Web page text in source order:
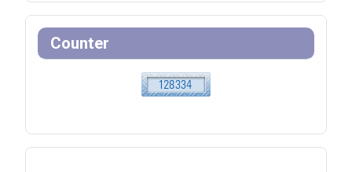
Counter